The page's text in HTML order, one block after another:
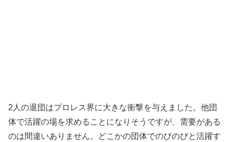
2人の退団はプロレス界に大きな衝撃を与えました。他団
体で活躍の場を求めることになりそうですが、需要がある
のは間違いありません。どこかの団体でのびのびと活躍す